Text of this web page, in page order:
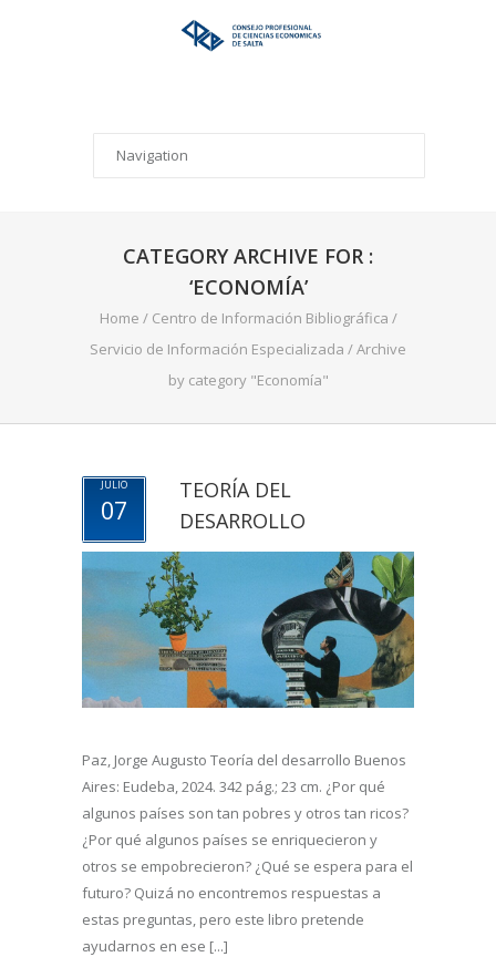
CATEGORY ARCHIVE FOR :
‘ECONOMÍA’
Home / Centro de Información Bibliográfica /
Servicio de Información Especializada /Archive
by category "Economía"
JULIO
07
TEORÍA DEL
DESARROLLO
Paz, Jorge Augusto Teoría del desarrollo Buenos
Aires: Eudeba, 2024. 342 pág.; 23 cm. ¿Por qué
algunos países son tan pobres y otros tan ricos?
¿Por qué algunos países se enriquecieron y
otros se empobrecieron? ¿Qué se espera para el
futuro? Quizá no encontremos respuestas a
estas preguntas, pero este libro pretende
ayudarnos en ese [...]